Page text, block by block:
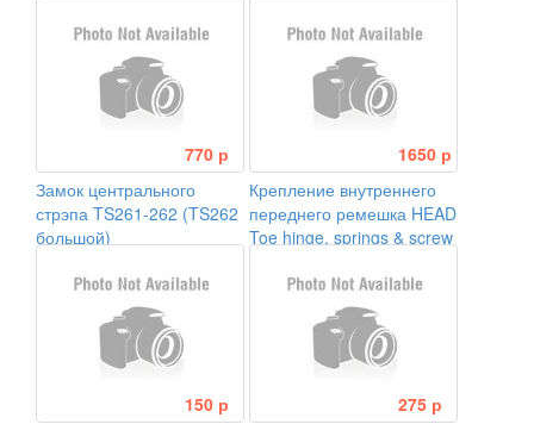
770 р
Замок центрального
стрэпа TS261-262 (TS262
большой)
1650 р
Крепление внутреннего
переднего ремешка HEAD
Toe hinge, springs & screw
150 р
275 р